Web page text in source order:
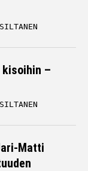
–
Matti